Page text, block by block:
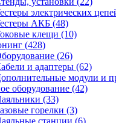
электрических
АКБ (48)
клещи (10)
(428)
(26)
и адаптеры (62)
модули и
оборудование (42)
(33)
горелки (3)
станции (6)